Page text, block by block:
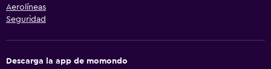
Aerolíneas
Seguridad
Descarga la app de momondo